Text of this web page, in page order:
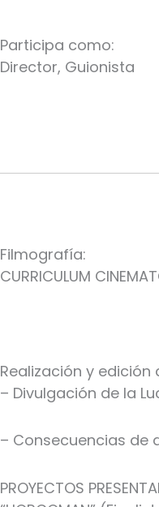
Participa como:
Director, Guionista
Filmografía:
CURRICULUM
Realización y
– Divulgación de la
– Consecuencias de
PROYECTOS